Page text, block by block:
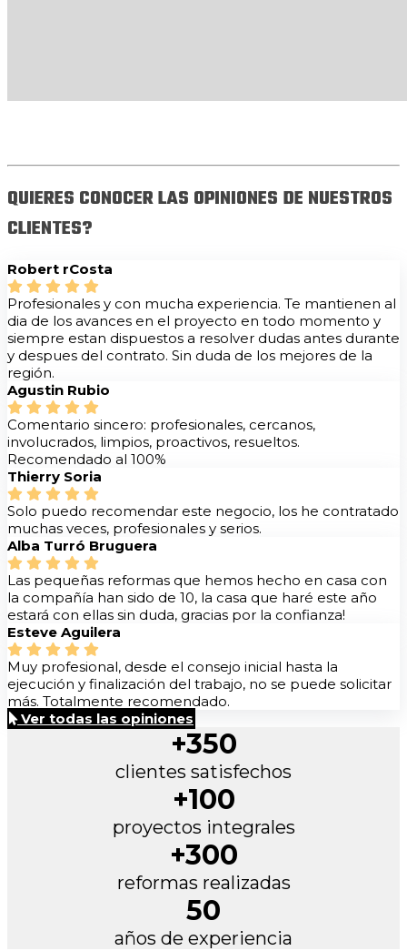
QUIERES CONOCER LAS OPINIONES DE NUESTROS
CLIENTES?
Robert rCosta
Profesionales y con mucha experiencia. Te mantienen al
dia de los avances en el proyecto en todo momento y
siempre estan dispuestos a resolver dudas antes durante
y despues del contrato. Sin duda de los mejores de la
región.
Agustin Rubio
Comentario sincero: profesionales, cercanos,
involucrados, limpios, proactivos, resueltos.
Recomendado al 100%
Thierry Soria
Solo puedo recomendar este negocio, los he contratado
muchas veces, profesionales y serios.
Alba Turró Bruguera
Las pequeñas reformas que hemos hecho en casa con
la compañía han sido de 10, la casa que haré este año
estará con ellas sin duda, gracias por la confianza!
Esteve Aguilera
Muy profesional, desde el consejo inicial hasta la
ejecución y finalización del trabajo, no se puede solicitar
más. Totalmente recomendado.
Ver todas las opiniones
+350
clientes satisfechos
+100
proyectos integrales
+300
reformas realizadas
50
años de experiencia